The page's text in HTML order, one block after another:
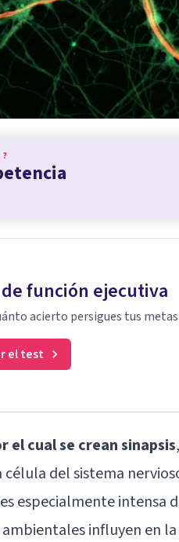
?
función ejecutiva
acierto persigues tus
el test
el cual se crean sinapsis
del sistema
especialmente intensa
influyen en